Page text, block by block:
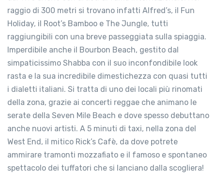
raggio di 300 metri si trovano infatti Alfred’s, il Fun
Holiday, il Root’s Bamboo e The Jungle, tutti
raggiungibili con una breve passeggiata sulla spiaggia.
Imperdibile anche il Bourbon Beach, gestito dal
simpaticissimo Shabba con il suo inconfondibile look
rasta e la sua incredibile dimestichezza con quasi tutti
i dialetti italiani. Si tratta di uno dei locali più rinomati
della zona, grazie ai concerti reggae che animano le
serate della Seven Mile Beach e dove spesso debuttano
anche nuovi artisti. A 5 minuti di taxi, nella zona del
West End, il mitico Rick’s Cafè, da dove potrete
ammirare tramonti mozzafiato e il famoso e spontaneo
spettacolo dei tuffatori che si lanciano dalla scogliera!